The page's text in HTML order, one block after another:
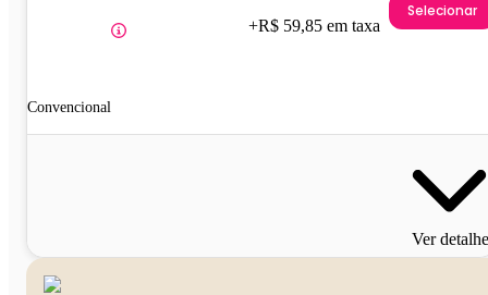
Convencional
+R$ 59,85 em taxa
Selecionar
Ver